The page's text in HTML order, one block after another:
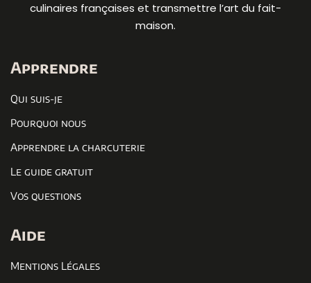
culinaires françaises et transmettre l’art du fait-
maison.
Apprendre
Qui suis-je
Pourquoi nous
Apprendre la charcuterie
Le guide gratuit
Vos questions
Aide
Mentions Légales